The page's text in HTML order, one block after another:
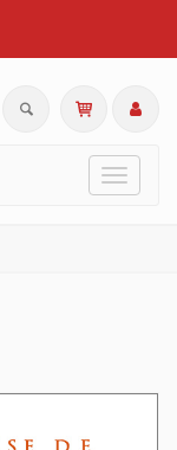
Toggle